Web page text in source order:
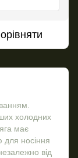
холодних
має
для носіння
від